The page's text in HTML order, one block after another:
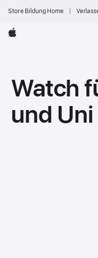
Store Bildung Home
Apple
Watch
und